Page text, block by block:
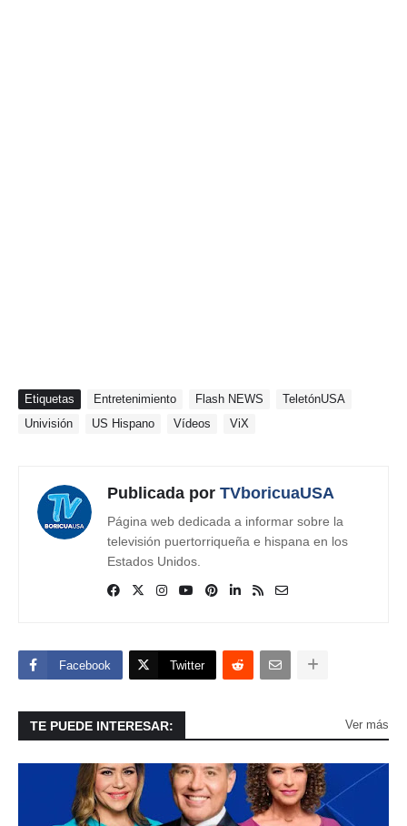
Etiquetas Entretenimiento Flash NEWS
TeletónUSA
Univisión
US Hispano Vídeos ViX
Publicada por TVboricuaUSA
Página web dedicada a informar sobre la
televisión puertorriqueña e hispana en los
Estados Unidos.
Facebook Twitter
TE PUEDE INTERESAR: Ver más